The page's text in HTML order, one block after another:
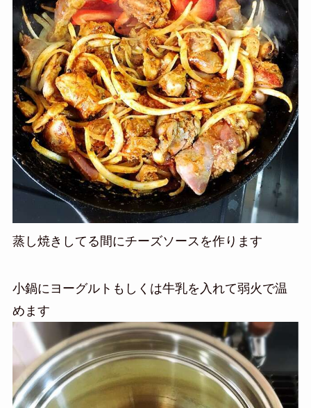
蒸し焼きしてる間にチーズソースを作ります
小鍋にヨーグルトもしくは牛乳を入れて弱火で温
めます